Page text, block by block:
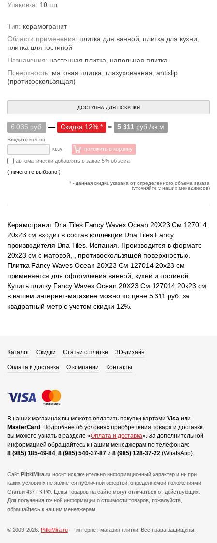
Упаковка: 10 шт.
Тип: керамогранит
Области применения: плитка для ванной плитка для кухни
плитка для гостиной
Назначения: настенная плитка
напольная плитка
Поверхность: матовая плитка глазурованная antislip
(противоскользящая)
ДОСТУПНА ДЛЯ ПОКУПКИ
6 035 руб. — Скидка 12% * = 5 311 руб./кв.м
Введите кол-во:
кв.м
положить в корзину
автоматически добавлять в запас 5% объема
( ничего не выбрано )
* - данная скидка указана от определенного объема заказа
(уточняйте у наших менеджеров)
Керамогранит Dna Tiles Fancy Waves Ocean 20X23 См 127014
20x23 см входит в состав коллекции Dna Tiles Fancy
производителя Dna Tiles, Испания. Производится в формате
20x23 см с матовой, , противоскользящей поверхностью.
Плитка Fancy Waves Ocean 20X23 См 127014 20x23 см
применяется для оформления ванной, кухни и гостиной.
Купить плитку Fancy Waves Ocean 20X23 См 127014 20x23 см
в нашем интернет-магазине можно по цене 5 311 руб. за
квадратный метр с учетом скидки 12%.
Каталог Скидки Статьи о плитке 3D-дизайн
Оплата и доставка О компании Контакты
В наших магазинах вы можете оплатить покупки картами Visa или
MasterCard . Подробнее об условиях приобретения товара и доставке
вы можете узнать в разделе «Оплата и доставка». За дополнительной
информацией обращайтесь к нашим менеджерам по телефонам:
8 (985) 185-49-84, 8 (985) 540-37-87 и 8 (985) 128-37-22 (WhatsApp).
Сайт PlitkiMira.ru носит исключительно информационный характер и ни при
каких условиях не является публичной офертой, определяемой положениями
Статьи 437 ГК РФ. Цены товаров на сайте могут отличаться от действующих.
Для получения точной информации о стоимости товаров, пожалуйста,
обращайтесь к нашим менеджерам.
© 2009-2026. PlitkiMira.ru — интернет-магазин плитки. Все права защищены.